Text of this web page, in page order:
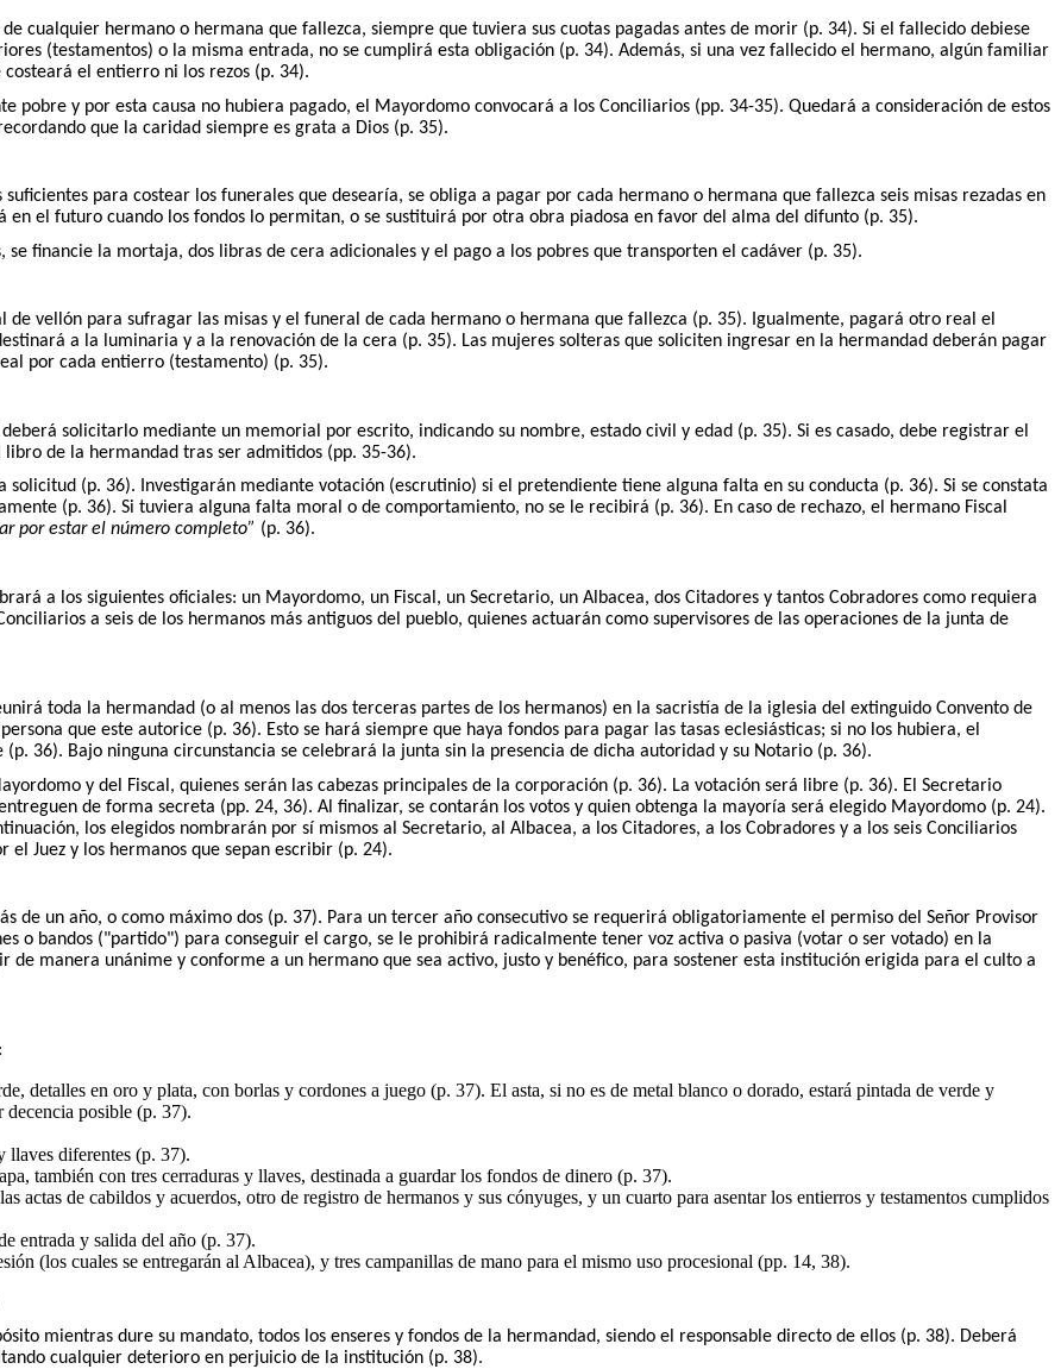
cualquier hermano o hermana que fallezca, siempre que tuviera sus cuotas pagadas antes de morir (p. 34). Si el fallecido debiese
(testamentos) o la misma entrada, no se cumplirá esta obligación (p. 34). Además, si una vez fallecido el hermano, algún familiar
el entierro ni los rezos (p. 34).
pobre y por esta causa no hubiera pagado, el Mayordomo convocará a los Conciliarios (pp. 34-35). Quedará a consideración de estos
que la caridad siempre es grata a Dios (p. 35).
para costear los funerales que desearía, se obliga a pagar por cada hermano o hermana que fallezca seis misas rezadas en
el futuro cuando los fondos lo permitan, o se sustituirá por otra obra piadosa en favor del alma del difunto (p. 35).
financie la mortaja, dos libras de cera adicionales y el pago a los pobres que transporten el cadáver (p. 35).
de vellón para sufragar las misas y el funeral de cada hermano o hermana que fallezca (p. 35). Igualmente, pagará otro real el
a la luminaria y a la renovación de la cera (p. 35). Las mujeres solteras que soliciten ingresar en la hermandad deberán pagar
por cada entierro (testamento) (p. 35).
solicitarlo mediante un memorial por escrito, indicando su nombre, estado civil y edad (p. 35). Si es casado, debe registrar el
libro de la hermandad tras ser admitidos (pp. 35-36).
(p. 36). Investigarán mediante votación (escrutinio) si el pretendiente tiene alguna falta en su conducta (p. 36). Si se constata
(p. 36). Si tuviera alguna falta moral o de comportamiento, no se le recibirá (p. 36). En caso de rechazo, el hermano Fiscal
por estar el número completo” (p. 36).
a los siguientes oficiales: un Mayordomo, un Fiscal, un Secretario, un Albacea, dos Citadores y tantos Cobradores como requiera
a seis de los hermanos más antiguos del pueblo, quienes actuarán como supervisores de las operaciones de la junta de
toda la hermandad (o al menos las dos terceras partes de los hermanos) en la sacristía de la iglesia del extinguido Convento de
que este autorice (p. 36). Esto se hará siempre que haya fondos para pagar las tasas eclesiásticas; si no los hubiera, el
36). Bajo ninguna circunstancia se celebrará la junta sin la presencia de dicha autoridad y su Notario (p. 36).
y del Fiscal, quienes serán las cabezas principales de la corporación (p. 36). La votación será libre (p. 36). El Secretario
de forma secreta (pp. 24, 36). Al finalizar, se contarán los votos y quien obtenga la mayoría será elegido Mayordomo (p. 24).
los elegidos nombrarán por sí mismos al Secretario, al Albacea, a los Citadores, a los Cobradores y a los seis Conciliarios
Juez y los hermanos que sepan escribir (p. 24).
de un año, o como máximo dos (p. 37). Para un tercer año consecutivo se requerirá obligatoriamente el permiso del Señor Provisor
o bandos ("partido") para conseguir el cargo, se le prohibirá radicalmente tener voz activa o pasiva (votar o ser votado) en la
de manera unánime y conforme a un hermano que sea activo, justo y benéfico, para sostener esta institución erigida para el culto a
detalles en oro y plata, con borlas y cordones a juego (p. 37). El asta, si no es de metal blanco o dorado, estará pintada de verde y
decencia posible (p. 37).
llaves diferentes (p. 37).
también con tres cerraduras y llaves, destinada a guardar los fondos de dinero (p. 37).
actas de cabildos y acuerdos, otro de registro de hermanos y sus cónyuges, y un cuarto para asentar los entierros y testamentos cumplidos
entrada y salida del año (p. 37).
(los cuales se entregarán al Albacea), y tres campanillas de mano para el mismo uso procesional (pp. 14, 38).
mientras dure su mandato, todos los enseres y fondos de la hermandad, siendo el responsable directo de ellos (p. 38). Deberá
cualquier deterioro en perjuicio de la institución (p. 38).